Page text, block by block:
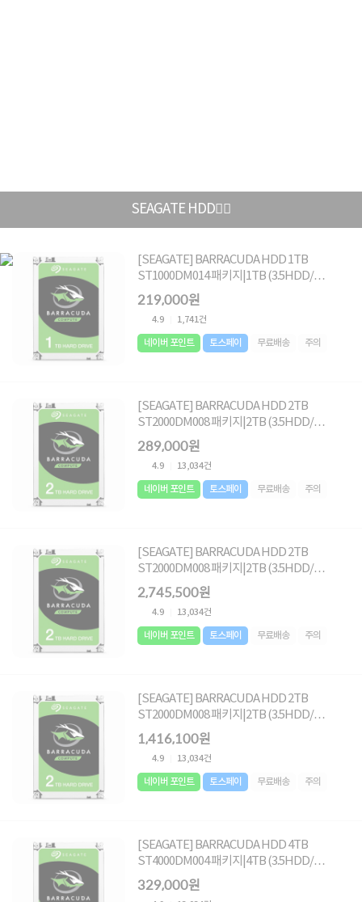
SEAGATE HDD🏄🏻
[SEAGATE] BARRACUDA HDD 1TB
ST1000DM014 패키지|1TB (3.5HDD/
SATA3/ 7200rpm/ 256MB/ SMR) [단일]
219,000원
4.9 1,741건
네이버 포인트 토스페이 무료배송 주의
[SEAGATE] BARRACUDA HDD 2TB
ST2000DM008 패키지|2TB (3.5HDD/
SATA3/ 7200rpm/ 256MB/ SMR+MTC)[단
일]
289,000원
4.9 13,034건
네이버 포인트 토스페이 무료배송 주의
[SEAGATE] BARRACUDA HDD 2TB
ST2000DM008 패키지|2TB (3.5HDD/
SATA3/ 7200rpm/ 256MB/ SMR+MTC)
[10PACK]
2,745,500원
4.9 13,034건
네이버 포인트 토스페이 무료배송 주의
[SEAGATE] BARRACUDA HDD 2TB
ST2000DM008 패키지|2TB (3.5HDD/
SATA3/ 7200rpm/ 256MB/ SMR+MTC)
[5PACK]
1,416,100원
4.9 13,034건
네이버 포인트 토스페이 무료배송 주의
[SEAGATE] BARRACUDA HDD 4TB
ST4000DM004 패키지|4TB (3.5HDD/
SATA3/ 5400rpm/ 256MB/ SMR+MTC )[단
일]
329,000원